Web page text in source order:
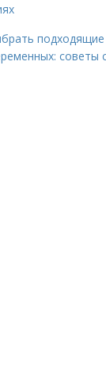
советы